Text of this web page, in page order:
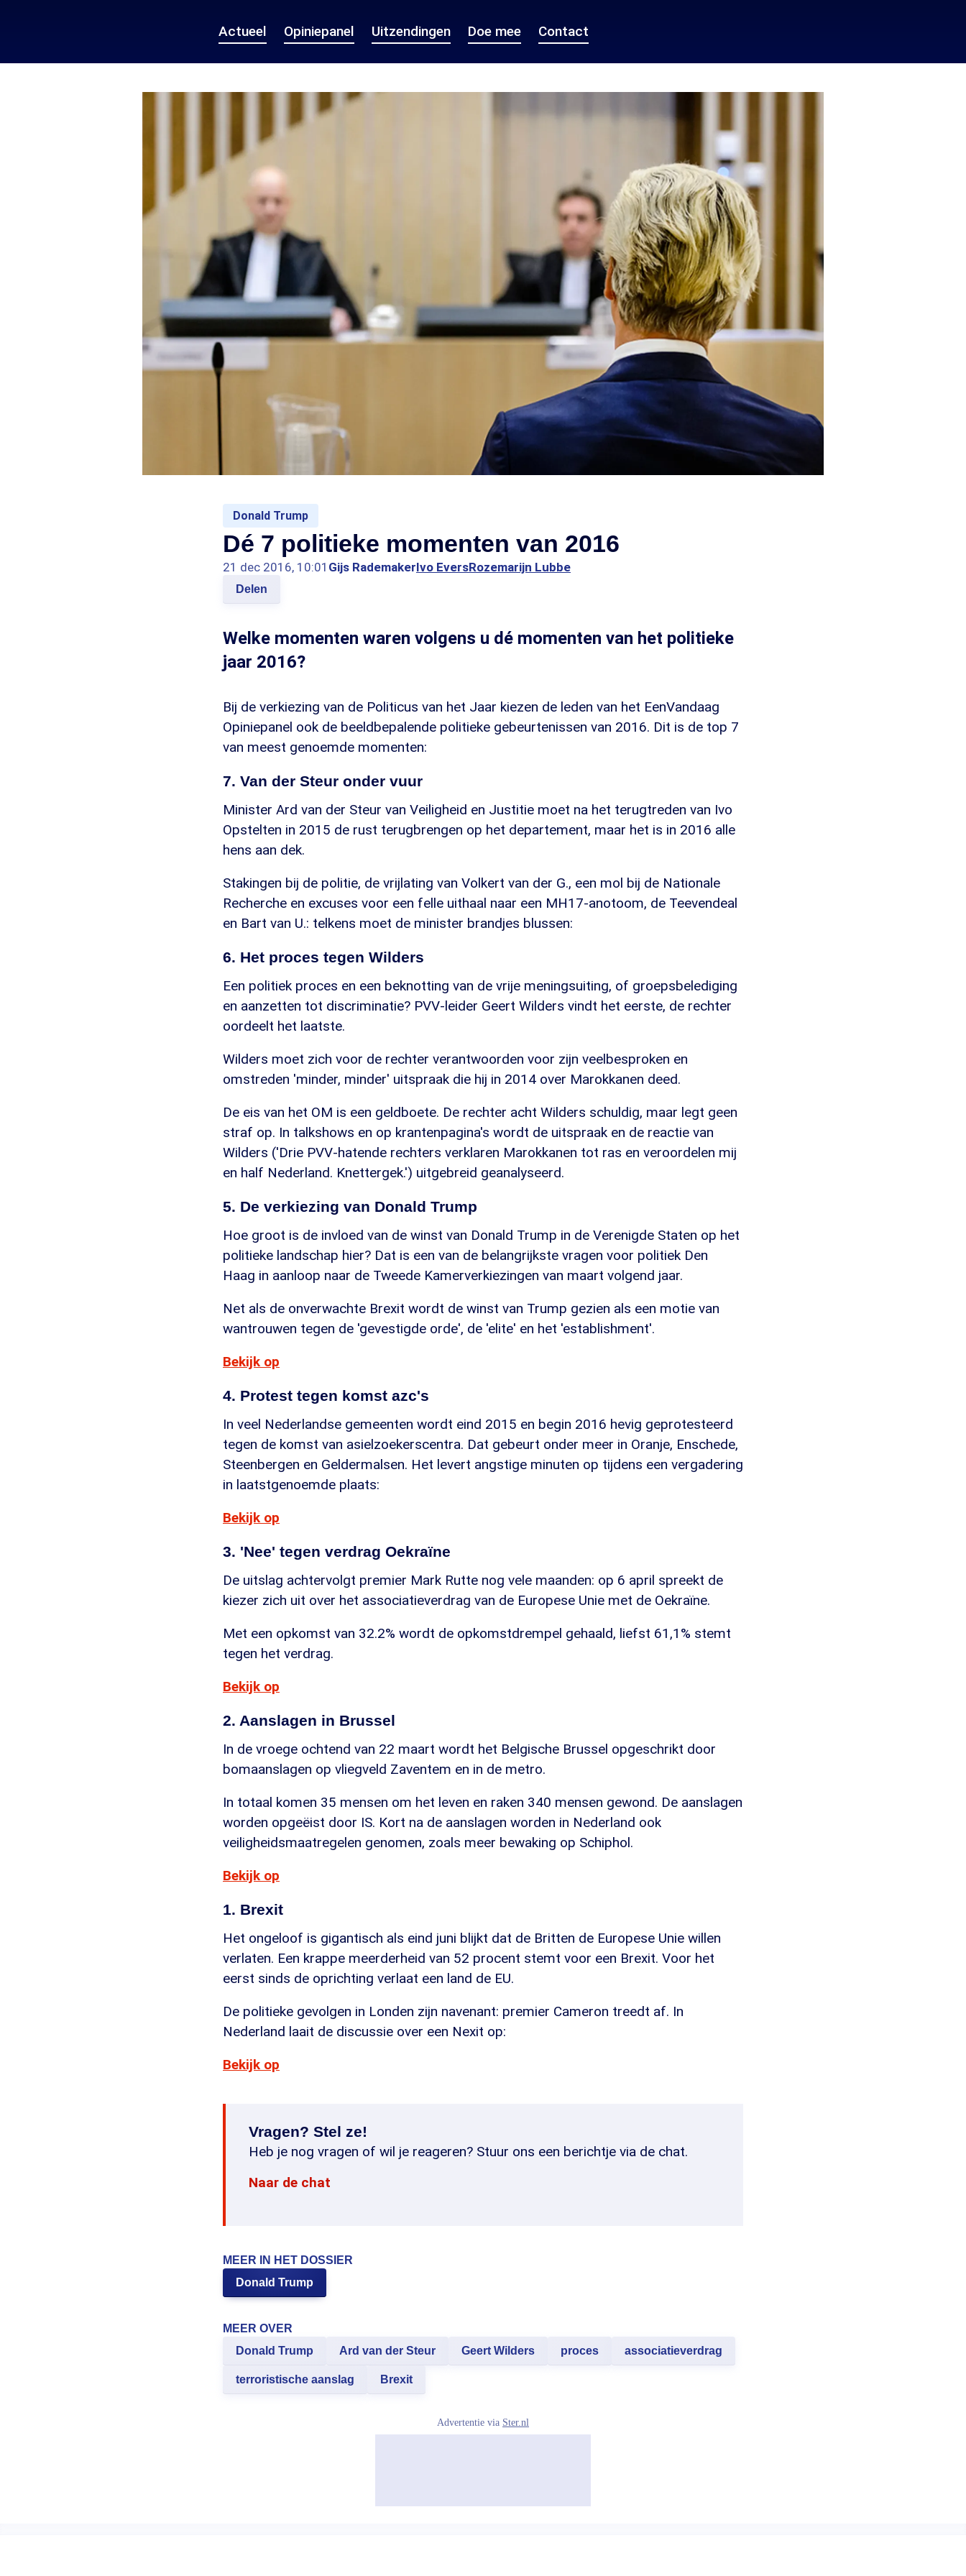
Actueel Opiniepanel Uitzendingen Doe mee Contact
Donald Trump
Dé 7 politieke momenten van 2016
21 dec 2016, 10:01 Gijs RademakerIvo EversRozemarijn Lubbe
Delen
Welke momenten waren volgens u dé momenten van het politieke
jaar 2016?
Bij de verkiezing van de Politicus van het Jaar kiezen de leden van het EenVandaag
Opiniepanel ook de beeldbepalende politieke gebeurtenissen van 2016. Dit is de top 7
van meest genoemde momenten:
7. Van der Steur onder vuur
Minister Ard van der Steur van Veiligheid en Justitie moet na het terugtreden van Ivo
Opstelten in 2015 de rust terugbrengen op het departement, maar het is in 2016 alle
hens aan dek.
Stakingen bij de politie, de vrijlating van Volkert van der G., een mol bij de Nationale
Recherche en excuses voor een felle uithaal naar een MH17-anotoom, de Teevendeal
en Bart van U.: telkens moet de minister brandjes blussen:
6. Het proces tegen Wilders
Een politiek proces en een beknotting van de vrije meningsuiting, of groepsbelediging
en aanzetten tot discriminatie? PVV-leider Geert Wilders vindt het eerste, de rechter
oordeelt het laatste.
Wilders moet zich voor de rechter verantwoorden voor zijn veelbesproken en
omstreden 'minder, minder' uitspraak die hij in 2014 over Marokkanen deed.
De eis van het OM is een geldboete. De rechter acht Wilders schuldig, maar legt geen
straf op. In talkshows en op krantenpagina's wordt de uitspraak en de reactie van
Wilders ('Drie PVV-hatende rechters verklaren Marokkanen tot ras en veroordelen mij
en half Nederland. Knettergek.') uitgebreid geanalyseerd.
5. De verkiezing van Donald Trump
Hoe groot is de invloed van de winst van Donald Trump in de Verenigde Staten op het
politieke landschap hier? Dat is een van de belangrijkste vragen voor politiek Den
Haag in aanloop naar de Tweede Kamerverkiezingen van maart volgend jaar.
Net als de onverwachte Brexit wordt de winst van Trump gezien als een motie van
wantrouwen tegen de 'gevestigde orde', de 'elite' en het 'establishment'.
Bekijk op
4. Protest tegen komst azc's
In veel Nederlandse gemeenten wordt eind 2015 en begin 2016 hevig geprotesteerd
tegen de komst van asielzoekerscentra. Dat gebeurt onder meer in Oranje, Enschede,
Steenbergen en Geldermalsen. Het levert angstige minuten op tijdens een vergadering
in laatstgenoemde plaats:
Bekijk op
3. 'Nee' tegen verdrag Oekraïne
De uitslag achtervolgt premier Mark Rutte nog vele maanden: op 6 april spreekt de
kiezer zich uit over het associatieverdrag van de Europese Unie met de Oekraïne.
Met een opkomst van 32.2% wordt de opkomstdrempel gehaald, liefst 61,1% stemt
tegen het verdrag.
Bekijk op
2. Aanslagen in Brussel
In de vroege ochtend van 22 maart wordt het Belgische Brussel opgeschrikt door
bomaanslagen op vliegveld Zaventem en in de metro.
In totaal komen 35 mensen om het leven en raken 340 mensen gewond. De aanslagen
worden opgeëist door IS. Kort na de aanslagen worden in Nederland ook
veiligheidsmaatregelen genomen, zoals meer bewaking op Schiphol.
Bekijk op
1. Brexit
Het ongeloof is gigantisch als eind juni blijkt dat de Britten de Europese Unie willen
verlaten. Een krappe meerderheid van 52 procent stemt voor een Brexit. Voor het
eerst sinds de oprichting verlaat een land de EU.
De politieke gevolgen in Londen zijn navenant: premier Cameron treedt af. In
Nederland laait de discussie over een Nexit op:
Bekijk op
Vragen? Stel ze!
Heb je nog vragen of wil je reageren? Stuur ons een berichtje via de chat.
Naar de chat
MEER IN HET DOSSIER
Donald Trump
MEER OVER
Donald Trump
Ard van der Steur Geert Wilders proces associatieverdrag
terroristische aanslag Brexit
Advertentie via Ster.nl